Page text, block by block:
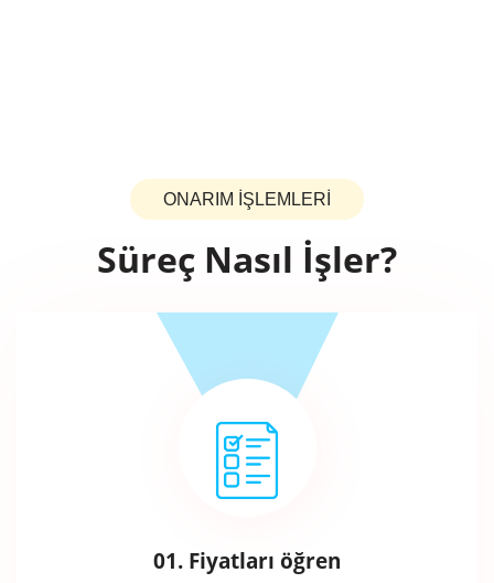
ONARIM İŞLEMLERİ
Süreç Nasıl İşler?
01. Fiyatları öğren